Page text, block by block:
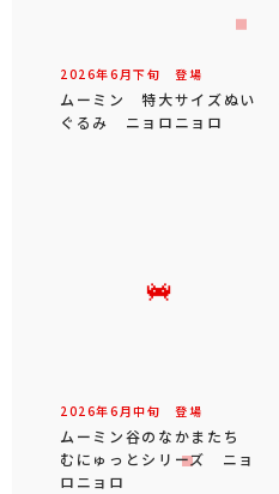
2026年6 月下旬 登場
ムーミン 特大サイズぬい
ぐるみ ニョロニョロ
2026年6 月中旬 登場
ムーミン谷のなかまたち
むにゅっとシリーズ ニョ
ロニョロ